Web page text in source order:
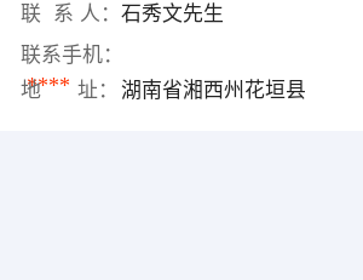
联 系 人： 石秀文先生
联系手机：
****
地 址： 湖南省湘西州花垣县